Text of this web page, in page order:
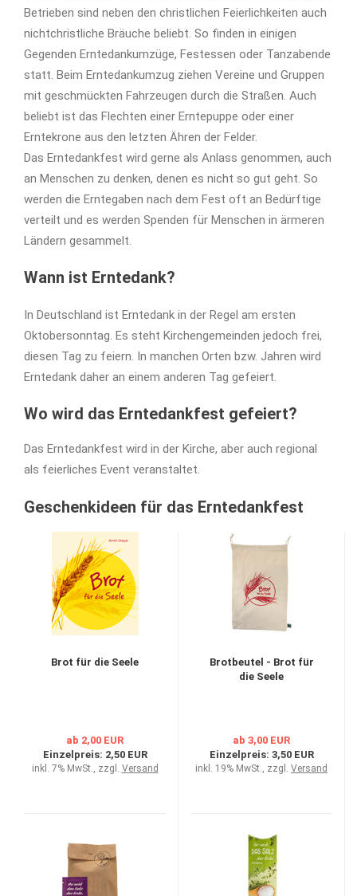
Betrieben sind neben den christlichen Feierlichkeiten auch
nichtchristliche Bräuche beliebt. So finden in einigen
Gegenden Erntedankumzüge, Festessen oder Tanzabende
statt. Beim Erntedankumzug ziehen Vereine und Gruppen
mit geschmückten Fahrzeugen durch die Straßen. Auch
beliebt ist das Flechten einer Erntepuppe oder einer
Erntekrone aus den letzten Ähren der Felder.
Das Erntedankfest wird gerne als Anlass genommen, auch
an Menschen zu denken, denen es nicht so gut geht. So
werden die Erntegaben nach dem Fest oft an Bedürftige
verteilt und es werden Spenden für Menschen in ärmeren
Ländern gesammelt.
Wann ist Erntedank?
In Deutschland ist Erntedank in der Regel am ersten
Oktobersonntag. Es steht Kirchengemeinden jedoch frei,
diesen Tag zu feiern. In manchen Orten bzw. Jahren wird
Erntedank daher an einem anderen Tag gefeiert.
Wo wird das Erntedankfest gefeiert?
Das Erntedankfest wird in der Kirche, aber auch regional
als feierliches Event veranstaltet.
Geschenkideen für das Erntedankfest
Brot für die Seele
ab 2,00 EUR
Einzelpreis: 2,50 EUR
inkl. 7% MwSt., zzgl. Versand
Brotbeutel - Brot für
die Seele
ab 3,00 EUR
Einzelpreis: 3,50 EUR
inkl. 19% MwSt., zzgl. Versand